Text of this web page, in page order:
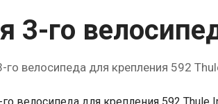
3-го
велосипеда для крепления 592